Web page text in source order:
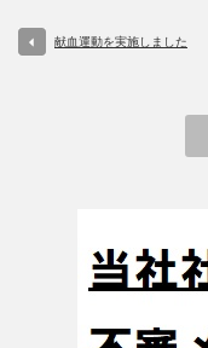
献血運動を実施しました